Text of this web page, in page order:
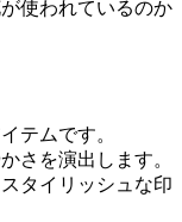
使われているのか
テムです。
さを演出します。
タイリッシュな印